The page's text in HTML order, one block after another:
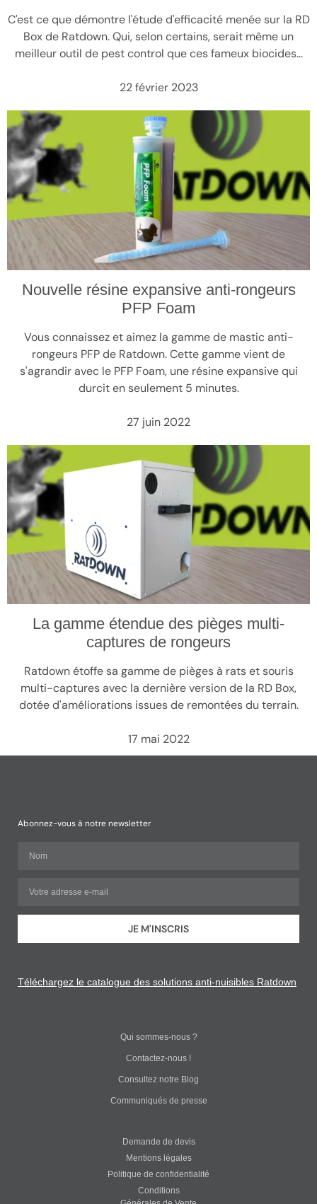
C'est ce que démontre l'étude d'efficacité menée sur la RD
Box de Ratdown. Qui, selon certains, serait même un
meilleur outil de pest control que ces fameux biocides...
22 février 2023
Nouvelle résine expansive anti-rongeurs
PFP Foam
Vous connaissez et aimez la gamme de mastic anti-
rongeurs PFP de Ratdown. Cette gamme vient de
s'agrandir avec le PFP Foam, une résine expansive qui
durcit en seulement 5 minutes.
27 juin 2022
La gamme étendue des pièges multi-
captures de rongeurs
Ratdown étoffe sa gamme de pièges à rats et souris
multi-captures avec la dernière version de la RD Box,
dotée d'améliorations issues de remontées du terrain.
17 mai 2022
Demande de devis
Mentions légales
Politique de confidentialité
Conditions
Qui sommes-nous ?
Contactez-nous !
Consultez notre Blog
Communiqués de presse
Téléchargez le catalogue des solutions anti-nuisibles Ratdown
Abonnez-vous à notre newsletter
JE M'INSCRIS